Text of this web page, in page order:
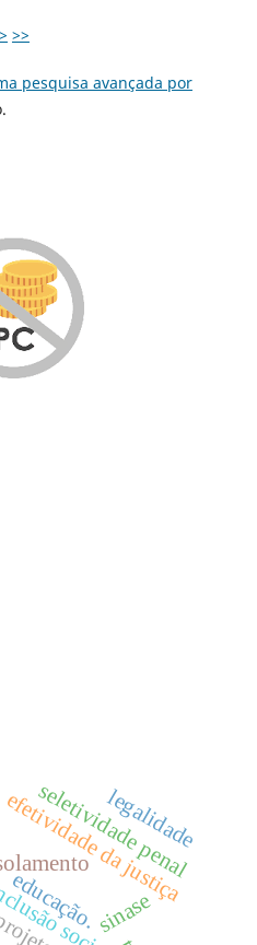
> >>
pesquisa avançada por
social
educação.
efetividade da justiça
sinase
seletividade penal
legalidade